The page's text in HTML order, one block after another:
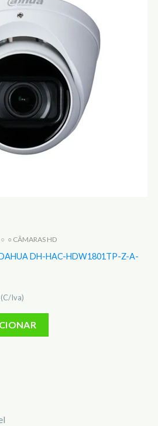
○ ○ CÂMARAS HD
DH-HAC-HDW1801TP-Z-A-
(C/Iva)